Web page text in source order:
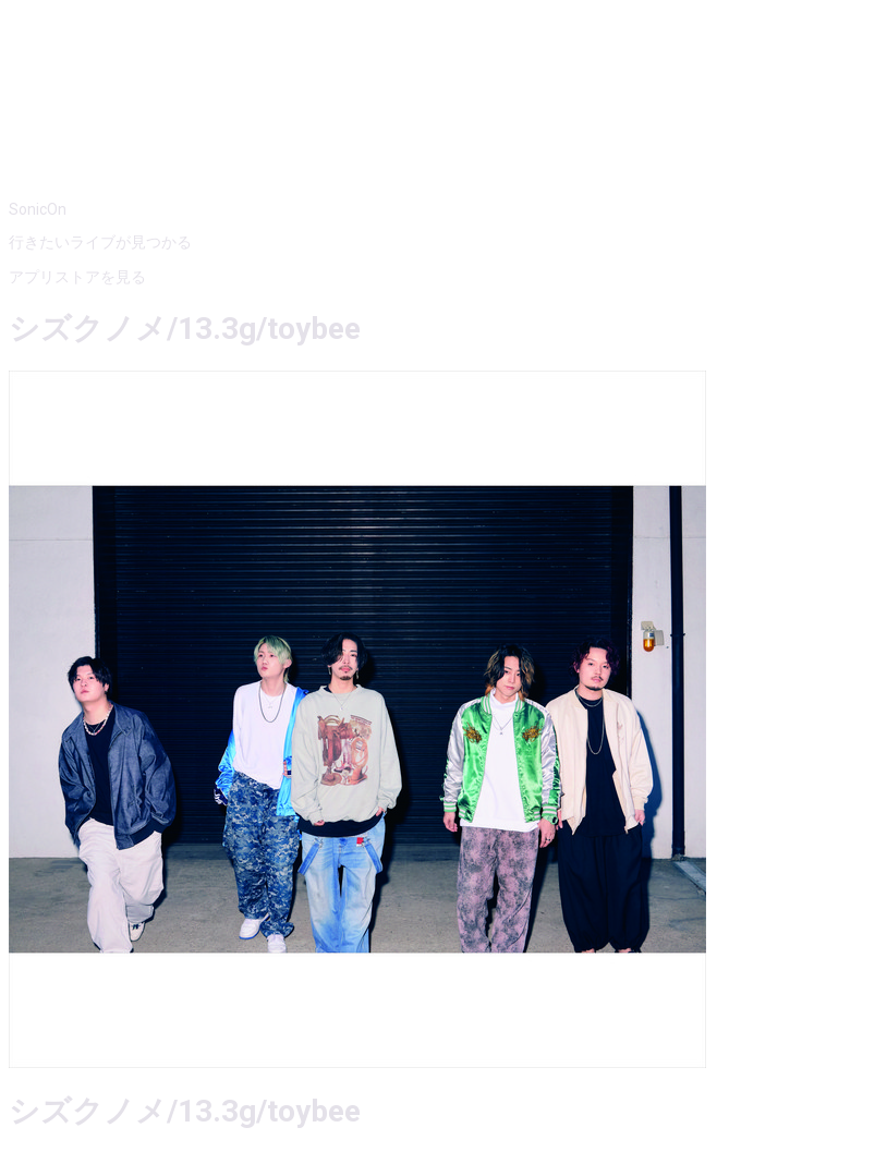
SonicOn
行きたいライブが見つかる
アプリストアを見る
シズクノメ/13.3g/toybee
シズクノメ/13.3g/toybee